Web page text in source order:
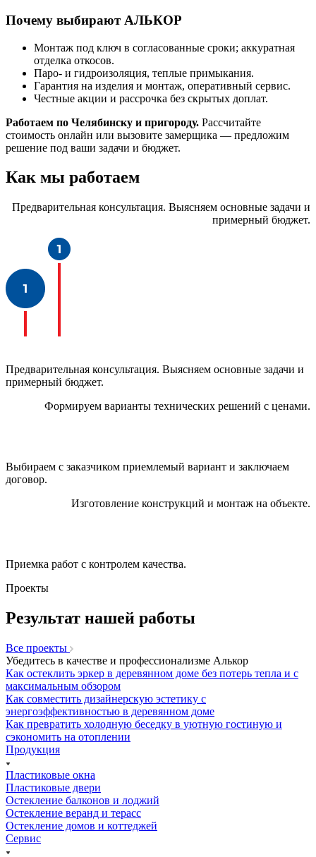
Почему выбирают АЛЬКОР
Монтаж под ключ в согласованные сроки; аккуратная
отделка откосов.
Паро- и гидроизоляция, теплые примыкания.
Гарантия на изделия и монтаж, оперативный сервис.
Честные акции и рассрочка без скрытых доплат.
Работаем по Челябинску и пригороду. Рассчитайте
стоимость онлайн или вызовите замерщика — предложим
решение под ваши задачи и бюджет.
Как мы работаем
Предварительная консультация. Выясняем основные задачи и
примерный бюджет.
Предварительная консультация. Выясняем основные задачи и
примерный бюджет.
Формируем варианты технических решений с ценами.
Выбираем с заказчиком приемлемый вариант и заключаем
договор.
Изготовление конструкций и монтаж на объекте.
Приемка работ с контролем качества.
Проекты
Результат нашей работы
Все проекты
Убедитесь в качестве и профессионализме Алькор
Как остеклить эркер в деревянном доме без потерь тепла и с
максимальным обзором
Как совместить дизайнерскую эстетику с
энергоэффективностью в деревянном доме
Как превратить холодную беседку в уютную гостиную и
сэкономить на отоплении
Продукция
Пластиковые окна
Пластиковые двери
Остекление балконов и лоджий
Остекление веранд и терасс
Остекление домов и коттеджей
Сервис